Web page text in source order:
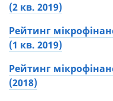
(2 кв. 2019)
Рейтинг
(1 кв. 2019)
Рейтинг
(2018)